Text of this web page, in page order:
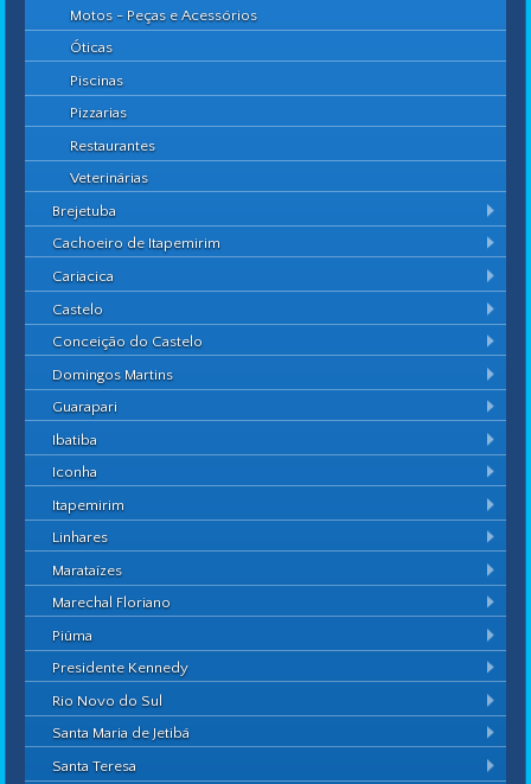
Motos - Peças e Acessórios
Óticas
Piscinas
Pizzarias
Restaurantes
Veterinárias
Brejetuba
Cachoeiro de Itapemirim
Cariacica
Castelo
Conceição do Castelo
Domingos Martins
Guarapari
Ibatiba
Iconha
Itapemirim
Linhares
Marataízes
Marechal Floriano
Piúma
Presidente Kennedy
Rio Novo do Sul
Santa Maria de Jetibá
Santa Teresa